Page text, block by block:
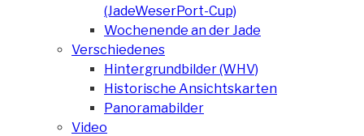
(JadeWeserPort-Cup)
Wochenende an der Jade
Verschiedenes
Hintergrundbilder (WHV)
Historische Ansichtskarten
Panoramabilder
Video